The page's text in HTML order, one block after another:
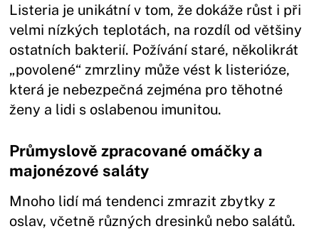
Listeria je unikátní v tom, že dokáže růst i při
velmi nízkých teplotách, na rozdíl od většiny
ostatních bakterií. Požívání staré, několikrát
„povolené“ zmrzliny může vést k listerióze,
která je nebezpečná zejména pro těhotné
ženy a lidi s oslabenou imunitou.
Průmyslově zpracované omáčky a
majonézové saláty
Mnoho lidí má tendenci zmrazit zbytky z
oslav, včetně různých dresinků nebo salátů.